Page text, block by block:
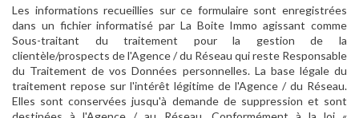
Les informations recueillies sur ce formulaire sont enregistrées
dans un fichier informatisé par La Boite Immo agissant comme
Sous-traitant du traitement pour la gestion de la
clientèle/prospects de l'Agence / du Réseau qui reste Responsable
du Traitement de vos Données personnelles. La base légale du
traitement repose sur l'intérêt légitime de l'Agence / du Réseau.
Elles sont conservées jusqu'à demande de suppression et sont